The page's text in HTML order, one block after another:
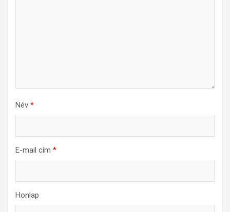
Név *
E-mail cím *
Honlap